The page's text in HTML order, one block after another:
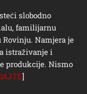
slobodno
familijarnu
Namjera je
istraživanje i
produkcije. Nismo
]